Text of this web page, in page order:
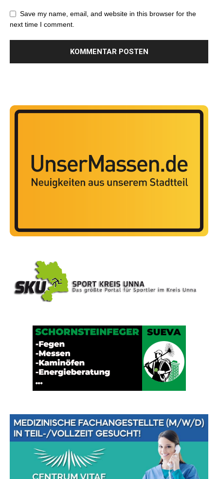
Save my name, email, and website in this browser for the
next time I comment.